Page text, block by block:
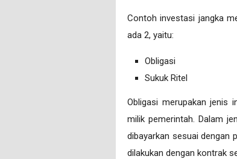
Contoh investasi jangka
ada 2, yaitu:
Obligasi
Sukuk Ritel
Obligasi merupakan jenis
milik pemerintah. Dalam
dibayarkan sesuai dengan
dilakukan dengan kontrak